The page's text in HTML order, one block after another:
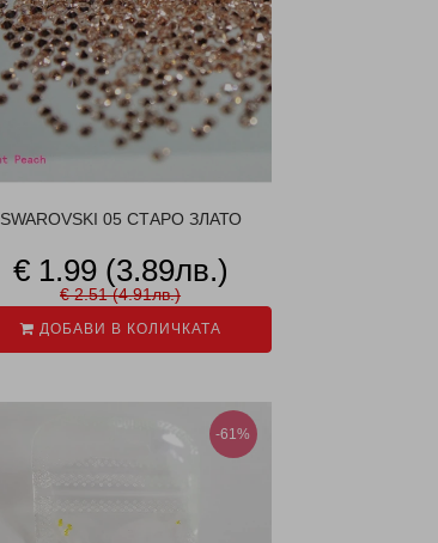
SWAROVSKI 05 СТАРО ЗЛАТО
€ 1.99 (3.89лв.)
€ 2.51 (4.91лв.)
ДОБАВИ В КОЛИЧКАТА
-61%